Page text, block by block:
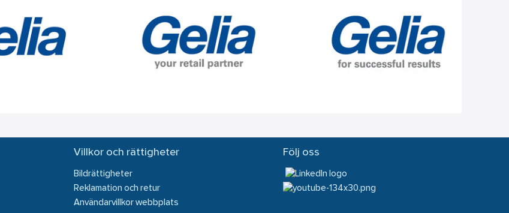
Villkor och rättigheter
Bildrättigheter
Reklamation och retur
Användarvillkor webbplats
Följ oss